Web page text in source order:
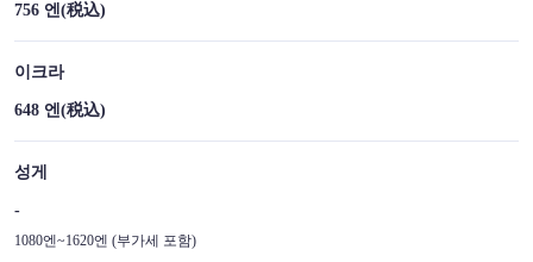
756 엔(税込)
이크라
648 엔(税込)
성게
-
1080엔~1620엔 (부가세 포함)